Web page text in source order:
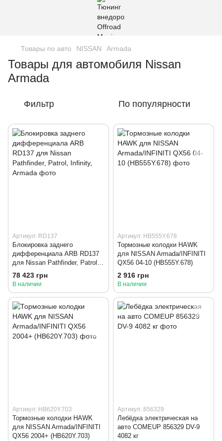
Товары по авто NISSAN Armada
Товары для автомобиля Nissan
Armada
Фильтр По популярности
Артикул: RD137
Блокировка заднего
дифференциала ARB RD137
для Nissan Pathfinder, Patrol,
Infinity, Armada
78 423 грн
В наличии
Артикул: HB555Y.678
Тормозные колодки HAWK
для NISSAN Armada/INFINITI
QX56 04-10 (HB555Y.678)
2 916 грн
В наличии
Артикул: HB620Y.703
Тормозные колодки HAWK
для NISSAN Armada/INFINITI
QX56 2004+ (HB620Y.703)
Артикул: 856329
Лебёдка электрическая на
авто COMEUP 856329 DV-9
4082 кг